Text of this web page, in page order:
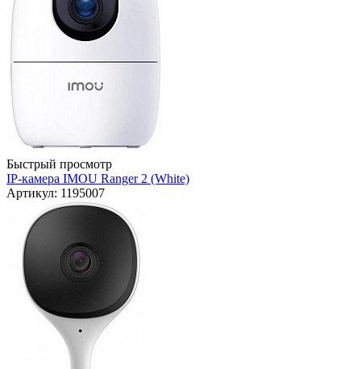
Быстрый просмотр
IP-камера IMOU Ranger 2 (White)
Артикул: 1195007